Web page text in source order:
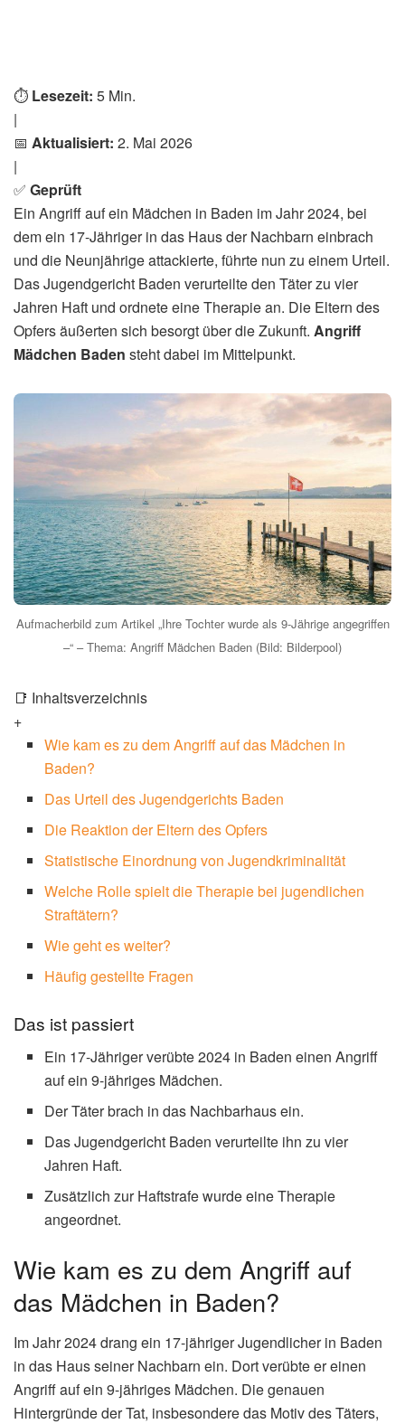
⏱️ Lesezeit: 5 Min.
|
📅 Aktualisiert: 2. Mai 2026
|
✅ Geprüft
Ein Angriff auf ein Mädchen in Baden im Jahr 2024, bei
dem ein 17-Jähriger in das Haus der Nachbarn einbrach
und die Neunjährige attackierte, führte nun zu einem Urteil.
Das Jugendgericht Baden verurteilte den Täter zu vier
Jahren Haft und ordnete eine Therapie an. Die Eltern des
Opfers äußerten sich besorgt über die Zukunft. Angriff
Mädchen Baden steht dabei im Mittelpunkt.
Aufmacherbild zum Artikel „Ihre Tochter wurde als 9-Jährige angegriffen
–“ – Thema: Angriff Mädchen Baden (Bild: Bilderpool)
📑 Inhaltsverzeichnis
+
Wie kam es zu dem Angriff auf das Mädchen in
Baden?
Das Urteil des Jugendgerichts Baden
Die Reaktion der Eltern des Opfers
Statistische Einordnung von Jugendkriminalität
Welche Rolle spielt die Therapie bei jugendlichen
Straftätern?
Wie geht es weiter?
Häufig gestellte Fragen
Das ist passiert
Ein 17-Jähriger verübte 2024 in Baden einen Angriff
auf ein 9-jähriges Mädchen.
Der Täter brach in das Nachbarhaus ein.
Das Jugendgericht Baden verurteilte ihn zu vier
Jahren Haft.
Zusätzlich zur Haftstrafe wurde eine Therapie
angeordnet.
Wie kam es zu dem Angriff auf
das Mädchen in Baden?
Im Jahr 2024 drang ein 17-jähriger Jugendlicher in Baden
in das Haus seiner Nachbarn ein. Dort verübte er einen
Angriff auf ein 9-jähriges Mädchen. Die genauen
Hintergründe der Tat, insbesondere das Motiv des Täters,